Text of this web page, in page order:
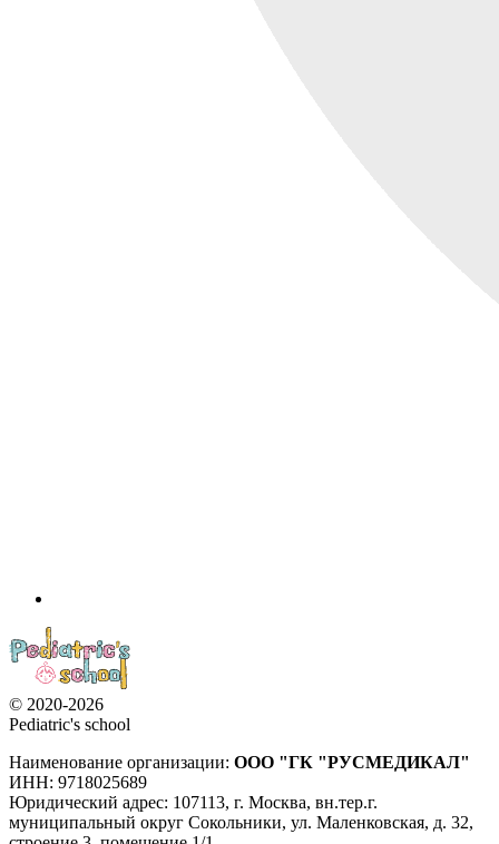
© 2020-2026
Pediatric's school
Наименование организации: ООО "ГК "РУСМЕДИКАЛ"
ИНН: 9718025689
Юридический адрес: 107113, г. Москва, вн.тер.г.
муниципальный округ Сокольники, ул. Маленковская, д. 32,